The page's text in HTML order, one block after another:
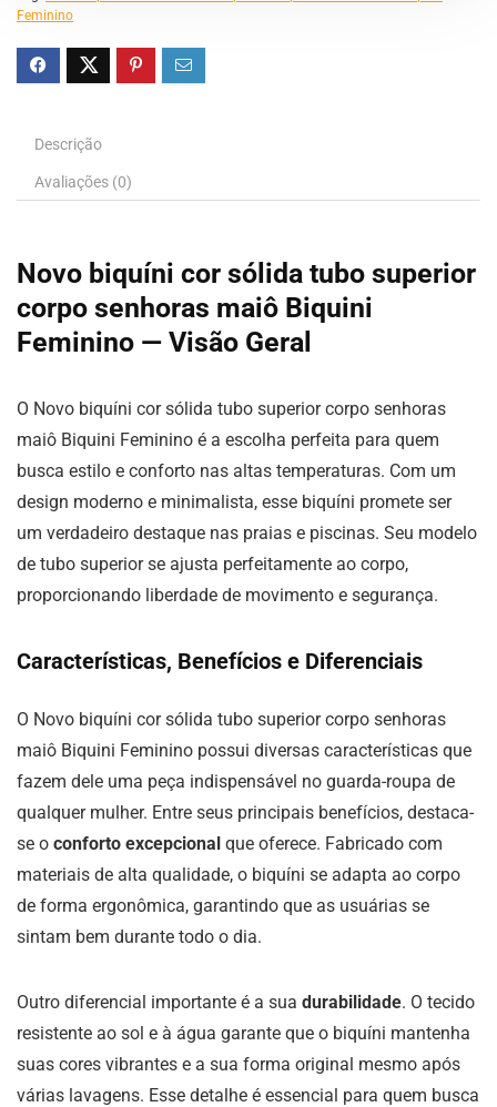
Feminino
Descrição
Avaliações (0)
Novo biquíni cor sólida tubo superior
corpo senhoras maiô Biquini
Feminino — Visão Geral
O Novo biquíni cor sólida tubo superior corpo senhoras
maiô Biquini Feminino é a escolha perfeita para quem
busca estilo e conforto nas altas temperaturas. Com um
design moderno e minimalista, esse biquíni promete ser
um verdadeiro destaque nas praias e piscinas. Seu modelo
de tubo superior se ajusta perfeitamente ao corpo,
proporcionando liberdade de movimento e segurança.
Características, Benefícios e Diferenciais
O Novo biquíni cor sólida tubo superior corpo senhoras
maiô Biquini Feminino possui diversas características que
fazem dele uma peça indispensável no guarda-roupa de
qualquer mulher. Entre seus principais benefícios, destaca-
se o conforto excepcional que oferece. Fabricado com
materiais de alta qualidade, o biquíni se adapta ao corpo
de forma ergonômica, garantindo que as usuárias se
sintam bem durante todo o dia.
Outro diferencial importante é a sua durabilidade. O tecido
resistente ao sol e à água garante que o biquíni mantenha
suas cores vibrantes e a sua forma original mesmo após
várias lavagens. Esse detalhe é essencial para quem busca